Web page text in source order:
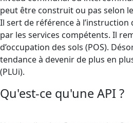
peut être construit ou pas selon
Il sert de référence à
par les services compétents. Il
d’occupation des sols (POS).
tendance à devenir de plus en
(PLUi).
Qu'est-ce qu'une API ?